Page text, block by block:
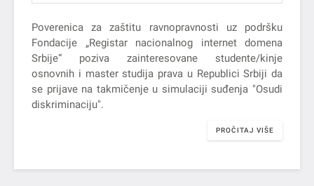
Poverenica za zaštitu ravnopravnosti uz podršku
Fondacije „Registar nacionalnog internet domena
Srbije“ poziva zainteresovane studente/kinje
osnovnih i master studija prava u Republici Srbiji da
se prijave na takmičenje u simulaciji suđenja "Osudi
diskriminaciju".
PROČITAJ VIŠE